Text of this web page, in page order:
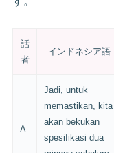
話
者
インドネシア語
A
Jadi, untuk
memastikan, kita
akan bekukan
spesifikasi dua